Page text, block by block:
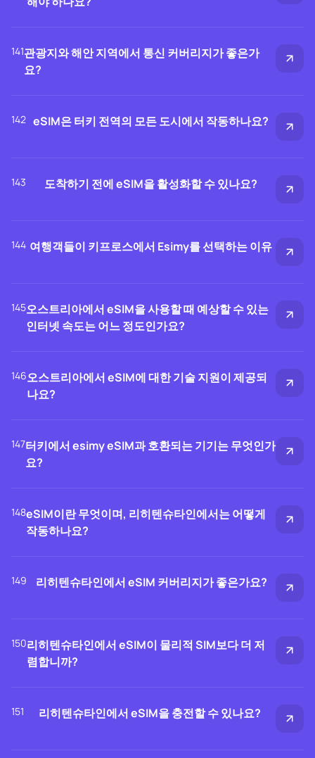
141관광지와 해안 지역에서 통신 커버리지가 좋은가
요?
142 eSIM은 터키 전역의 모든 도시에서 작동하나요?
143 도착하기 전에 eSIM을 활성화할 수 있나요?
144 여행객들이 키프로스에서 Esimy를 선택하는 이유
145오스트리아에서 eSIM을 사용할 때 예상할 수 있는
인터넷 속도는 어느 정도인가요?
146오스트리아에서 eSIM에 대한 기술 지원이 제공되
나요?
147터키에서 esimy eSIM과 호환되는 기기는 무엇인가
요?
148eSIM이란 무엇이며, 리히텐슈타인에서는 어떻게
작동하나요?
149 리히텐슈타인에서 eSIM 커버리지가 좋은가요?
150리히텐슈타인에서 eSIM이 물리적 SIM보다 더 저
렴합니까?
151 리히텐슈타인에서 eSIM을 충전할 수 있나요?